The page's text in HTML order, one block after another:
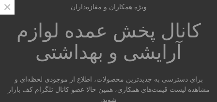
ویژه همکاران و مغازه‌داران
کانال پخش عمده لوازم
آرایشی و بهداشتی
برای دسترسی به جدیدترین محصولات، اطلاع از موجودی لحظه‌ای و
مشاهده لیست قیمت‌های همکاری، همین حالا عضو کانال تلگرام کف بازار
شوید.
×